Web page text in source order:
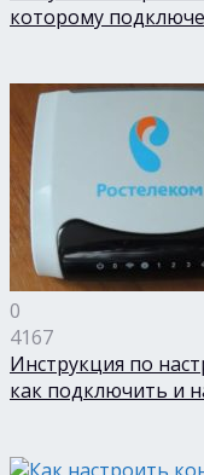
которому
0
4167
Инструкция по
как подключить и